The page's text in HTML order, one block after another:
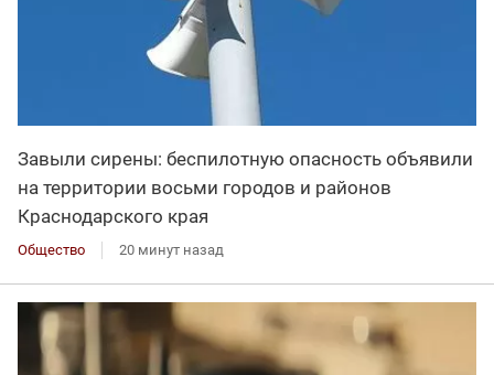
Завыли сирены: беспилотную опасность объявили
на территории восьми городов и районов
Краснодарского края
Общество 20 минут назад